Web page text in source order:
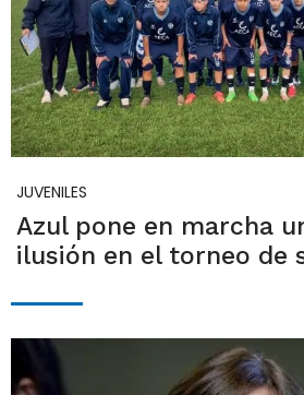
JUVENILES
Azul pone en marcha
ilusión en el torneo de